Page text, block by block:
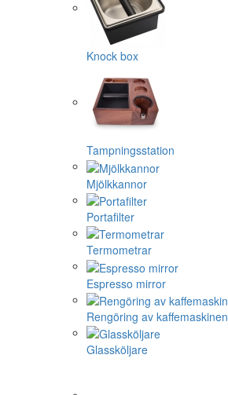
Knock box
Tampningsstation
Mjölkkannor
Portafilter
Termometrar
Espresso mirror
Rengöring av kaffemaskinen
Glassköljare